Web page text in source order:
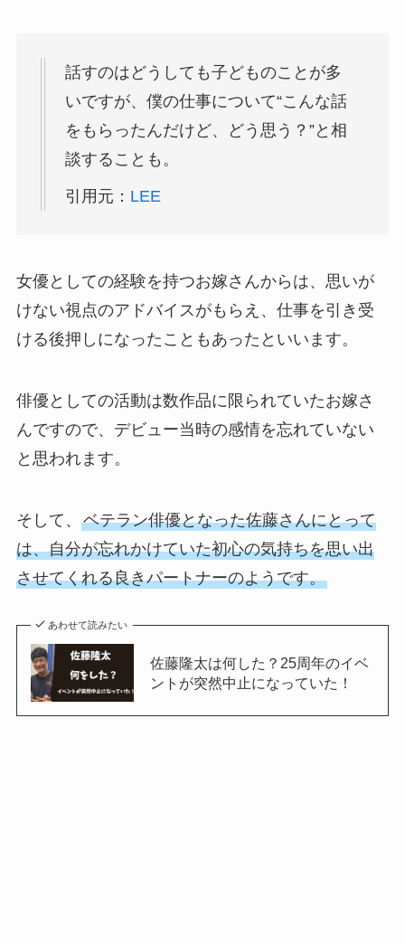
話すのはどうしても子どものことが多
いですが、僕の仕事について“こんな話
をもらったんだけど、どう思う？”と相
談することも。
引用元： LEE
女優としての経験を持つお嫁さんからは、思いが
けない視点のアドバイスがもらえ、仕事を引き受
ける後押しになったこともあったといいます。
俳優としての活動は数作品に限られていたお嫁さ
んですので、デビュー当時の感情を忘れていない
と思われます。
そして、 ベテラン俳優となった佐藤さんにとって
は、自分が忘れかけていた初心の気持ちを思い出
させてくれる良きパートナーのようです。
あわせて読みたい
佐藤隆太は何した？25周年のイベ
ントが突然中止になっていた！